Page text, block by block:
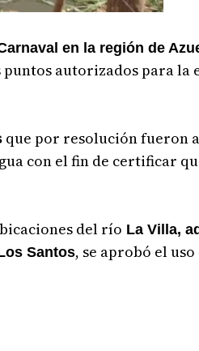
en la región de
autorizados para la
que por resolución fueron
con el fin de certificar
del río La Villa,
Santos, se aprobó el